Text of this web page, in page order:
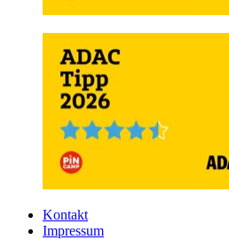
Kontakt
Impressum